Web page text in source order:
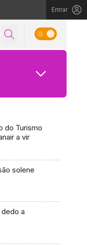
Entrar
do Turismo
a vir
solene
a